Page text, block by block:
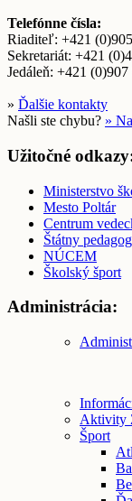
Telefónne čísla:
Riaditeľ: +421
Sekretariát: +421
Jedáleň: +421
» Ďalšie kontakty
Našli ste chybu? »
Užitočné
Ministerstvo
Mesto Poltár
Centrum
Štátny
NÚCEM
Školský šport
Administrácia:
Aktivity
Šport